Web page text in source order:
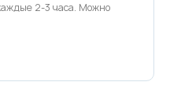
2-3 часа. Можно